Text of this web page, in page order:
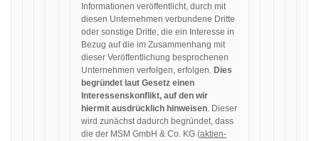
Informationen veröffentlicht, durch mit
diesen Unternehmen verbundene Dritte
oder sonstige Dritte, die ein Interesse in
Bezug auf die im Zusammenhang mit
dieser Veröffentlichung besprochenen
Unternehmen verfolgen, erfolgen. Dies
begründet laut Gesetz einen
Interessenskonflikt, auf den wir
hiermit ausdrücklich hinweisen. Dieser
wird zunächst dadurch begründet, dass
die der MSM GmbH & Co. KG (aktien-